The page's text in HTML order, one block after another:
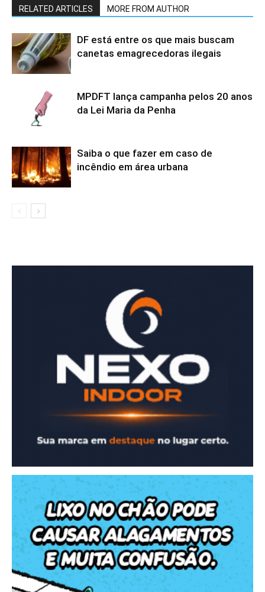
RELATED ARTICLES MORE FROM AUTHOR
DF está entre os que mais buscam
canetas emagrecedoras ilegais
MPDFT lança campanha pelos 20 anos
da Lei Maria da Penha
Saiba o que fazer em caso de
incêndio em área urbana